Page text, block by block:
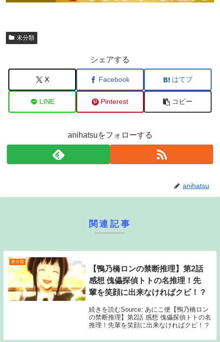
未分類
シェアする
X Facebook はてブ
LINE Pinterest コピー
anihatsuをフォローする
anihatsu
関連記事
未分類
【鴨乃橋ロンの禁断推理】第2話
感想 傀儡探偵トトの名推理！先
輩を笑顔に出来なければクビ！？
続きを読むSource: あにこ便【鴨乃橋ロン
の禁断推理】第2話 感想 傀儡探偵トトの名
推理！先輩を笑顔に出来なければクビ！？